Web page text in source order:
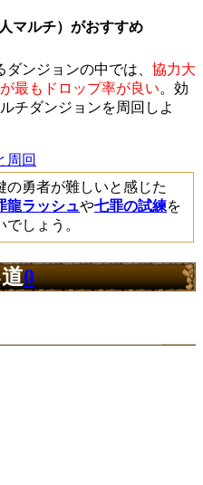
マルチ）がおすすめ
ンジョンの中では、 協力大
最もドロップ率が良い。効
チダンジョンを周回しよ
周回
の勇者が難しいと感じた
龍ラッシュや七罪の試練を
しょう。
0